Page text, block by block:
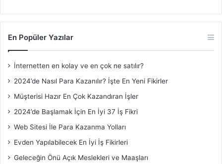
En Popüler Yazılar
İnternetten en kolay ve en çok ne satılır?
2024’de Nasıl Para Kazanılır? İşte En Yeni Fikirler
Müşterisi Hazır En Çok Kazandıran İşler
2024’de Başlamak İçin En İyi 37 İş Fikri
Web Sitesi İle Para Kazanma Yolları
Evden Yapılabilecek En İyi İş Fikirleri
Geleceğin Önü Açık Meslekleri ve Maaşları